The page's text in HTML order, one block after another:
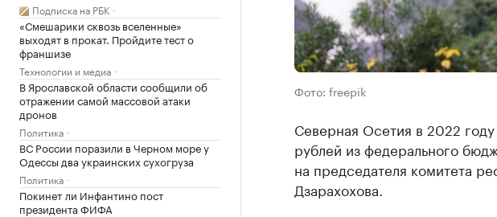
Подписка на РБК
«Смешарики сквозь вселенные»
выходят в прокат. Пройдите тест о
франшизе
Технологии и медиа
В Ярославской области сообщили об
отражении самой массовой атаки
дронов
Политика
ВС России поразили в Черном море у
Одессы два украинских сухогруза
Политика
Покинет ли Инфантино пост
президента ФИФА
Фото: freepik
Северная Осетия в 2022
рублей из федерального
на председателя комитета
Дзарахохова.